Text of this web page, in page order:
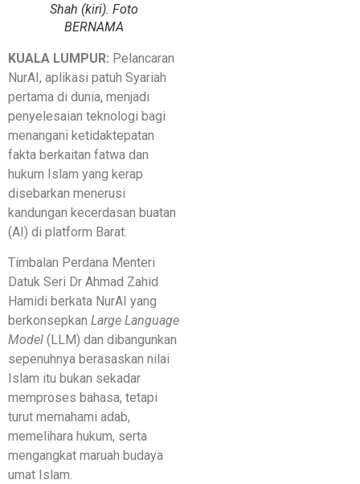
Shah (kiri). Foto
BERNAMA
KUALA LUMPUR: Pelancaran
NurAI, aplikasi patuh Syariah
pertama di dunia, menjadi
penyelesaian teknologi bagi
menangani ketidaktepatan
fakta berkaitan fatwa dan
hukum Islam yang kerap
disebarkan menerusi
kandungan kecerdasan buatan
(AI) di platform Barat.
Timbalan Perdana Menteri
Datuk Seri Dr Ahmad Zahid
Hamidi berkata NurAI yang
berkonsepkan Large Language
Model (LLM) dan dibangunkan
sepenuhnya berasaskan nilai
Islam itu bukan sekadar
memproses bahasa, tetapi
turut memahami adab,
memelihara hukum, serta
mengangkat maruah budaya
umat Islam.